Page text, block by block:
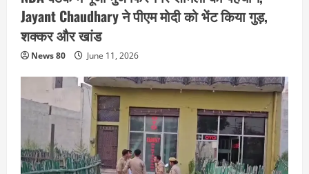
Jayant Chaudhary ने पीएम मोदी को भेंट किया गुड़,
शक्कर और खांड
News 80 June 11, 2026